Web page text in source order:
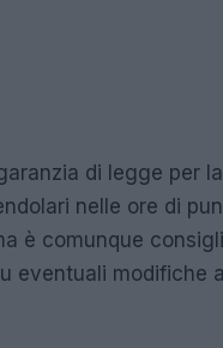
di legge per
nelle ore di
è comunque
eventuali modifiche